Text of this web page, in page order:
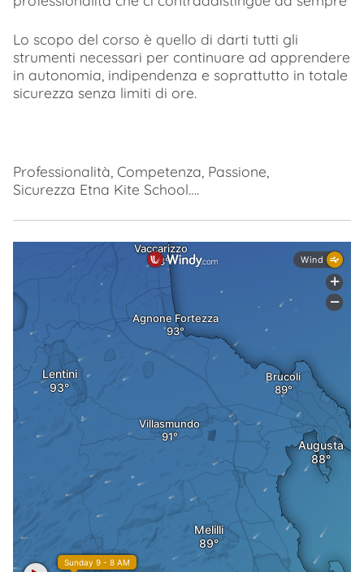
Lo scopo del corso è quello di darti tutti gli
strumenti necessari per continuare ad apprendere
in autonomia, indipendenza e soprattutto in totale
sicurezza senza limiti di ore.
Professionalità, Competenza, Passione,
Sicurezza Etna Kite School….